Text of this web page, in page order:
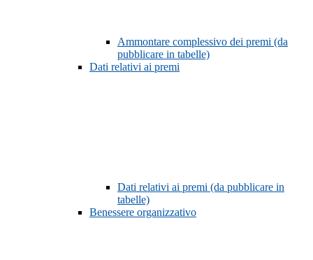
Ammontare complessivo dei premi (da
pubblicare in tabelle)
Dati relativi ai premi
Dati relativi ai premi (da pubblicare in
tabelle)
Benessere organizzativo